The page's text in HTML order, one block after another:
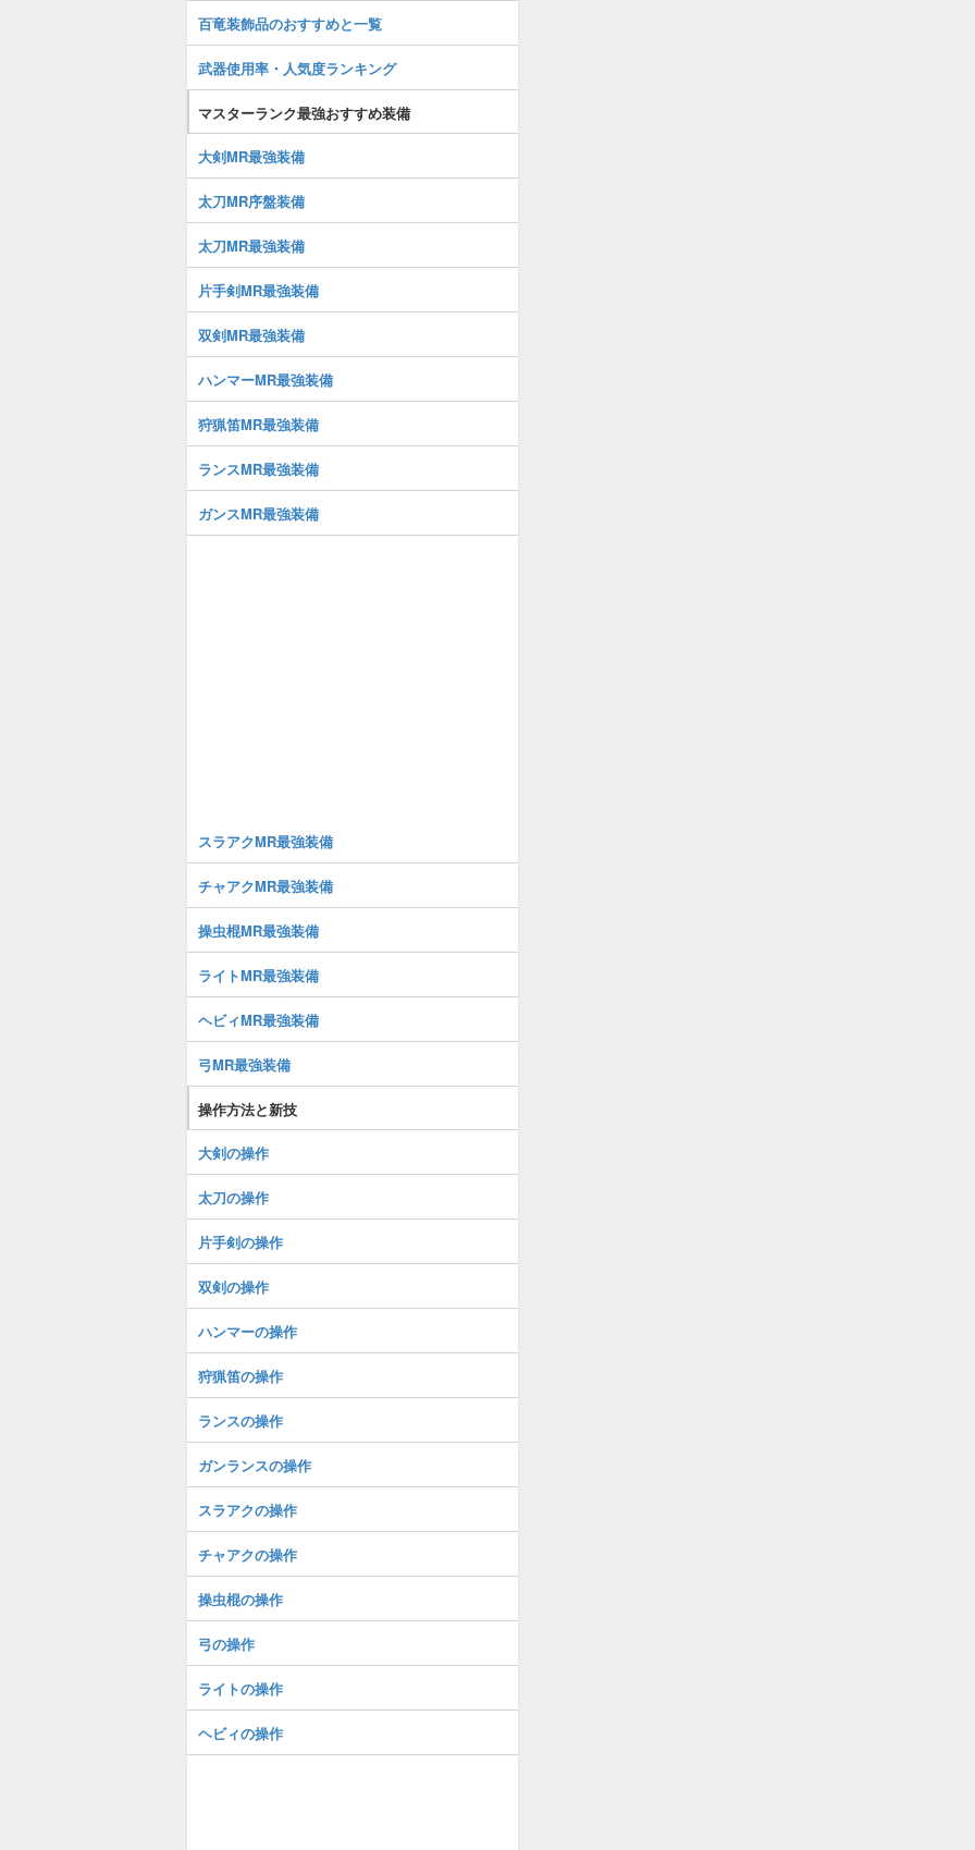
百竜装飾品のおすすめと一覧
武器使用率・人気度ランキング
マスターランク最強おすすめ装備
大剣MR最強装備
太刀MR序盤装備
太刀MR最強装備
片手剣MR最強装備
双剣MR最強装備
ハンマーMR最強装備
狩猟笛MR最強装備
ランスMR最強装備
ガンスMR最強装備
スラアクMR最強装備
チャアクMR最強装備
操虫棍MR最強装備
ライトMR最強装備
ヘビィMR最強装備
弓MR最強装備
操作方法と新技
大剣の操作
太刀の操作
片手剣の操作
双剣の操作
ハンマーの操作
狩猟笛の操作
ランスの操作
ガンランスの操作
スラアクの操作
チャアクの操作
操虫棍の操作
弓の操作
ライトの操作
ヘビィの操作